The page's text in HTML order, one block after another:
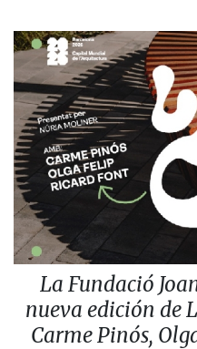
La Fundació
nueva edición de
Carme Pinós,